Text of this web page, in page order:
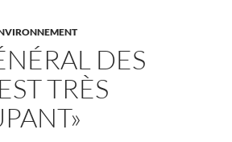
DES
TRÈS